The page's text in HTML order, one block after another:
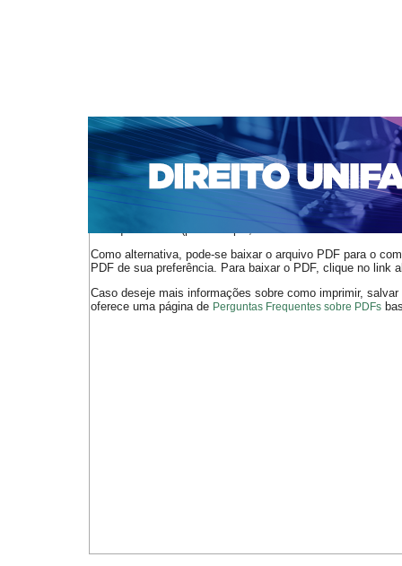
CAPA SOBRE ACESSO CADASTRO
NOTÍCIAS
EDIÇÕES DE Nº 1 A 100 WEBMAIL
Capa>n. 128 (2011) > Almeida
O arquivo PDF selecionado deve ser carregado no
de arquivos PDF (por exemplo, uma versão atual do
Como alternativa, pode-se baixar o arquivo PDF para o
PDF de sua preferência. Para baixar o PDF, clique no link
Caso deseje mais informações sobre como imprimir,
oferece uma página de Perguntas Frequentes sobre PDFs